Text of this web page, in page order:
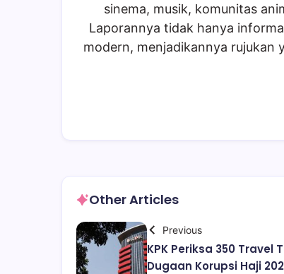
sinema, musik, komunitas
Laporannya tidak hanya
modern, menjadikannya rujukan
Other Articles
Previous
KPK Periksa 350 Travel
Dugaan Korupsi Haji